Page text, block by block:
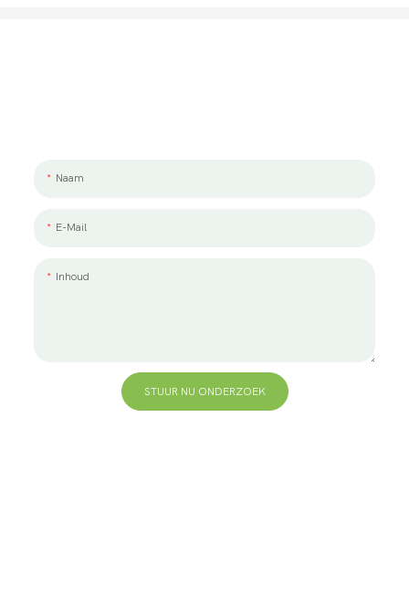
Naam
E-Mail
Inhoud
STUUR NU ONDERZOEK